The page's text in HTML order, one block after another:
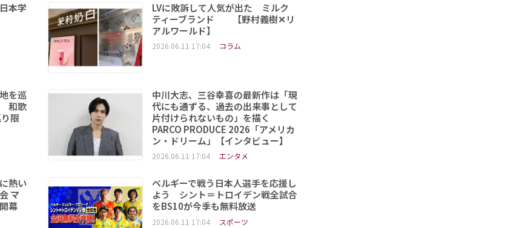
本学
LVに敗訴して人気が出た ミルク
ティーブランド 【野村義樹✕リ
アルワールド】
2026.06.11 17:04 コラム
を巡
和歌
限
中川大志、三谷幸喜の最新作は「現
代にも通ずる、過去の出来事として
片付けられないもの」を描く
PARCO PRODUCE 2026「アメリカ
ン・ドリーム」【インタビュー】
2026.06.11 17:04 エンタメ
熱い
マ
幕
ベルギーで戦う日本人選手を応援し
よう シント＝トロイデン戦全試合
をBS10が今季も無料放送
2026.06.11 17:04 スポーツ